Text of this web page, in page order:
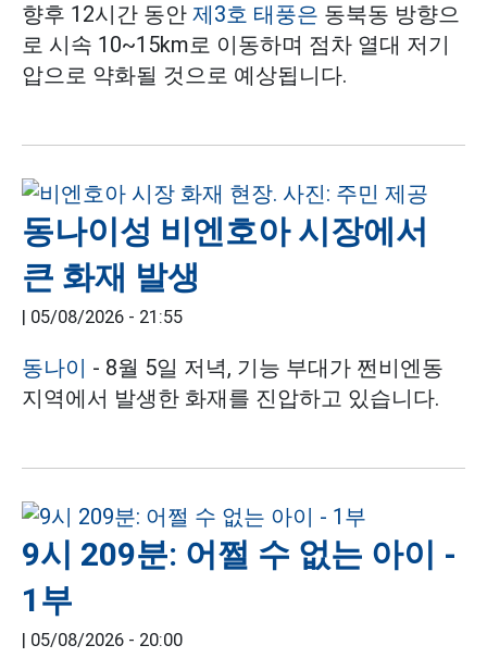
향후 12시간 동안 제3호 태풍은 동북동 방향으
로 시속 10~15km로 이동하며 점차 열대 저기
압으로 약화될 것으로 예상됩니다.
동나이성 비엔호아 시장에서
큰 화재 발생
| 05/08/2026 - 21:55
동나이 - 8월 5일 저녁, 기능 부대가 쩐비엔동
지역에서 발생한 화재를 진압하고 있습니다.
9시 209분: 어쩔 수 없는 아이 -
1부
| 05/08/2026 - 20:00